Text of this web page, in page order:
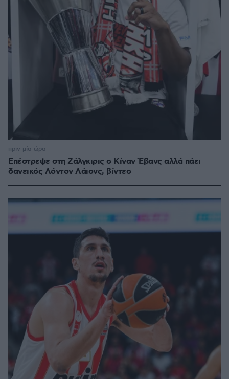
Επέστρεψε στη Ζάλγκιρις ο Κίναν Έβανς αλλά πάει
δανεικός Λόντον Λάιονς, βίντεο
πριν μία ώρα